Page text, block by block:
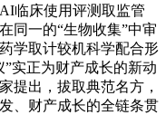
临床使用评测取监管
同一的“生物收集”中审
学取计较机科学配合形
实正为财产成长的新动
提出，拔取典范名方，
、财产成长的全链条贯